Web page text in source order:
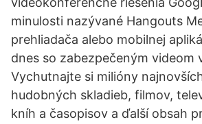
minulosti nazývané Hangouts
prehliadača alebo mobilnej
dnes so zabezpečeným videom
Vychutnajte si milióny
hudobných skladieb, filmov,
kníh a časopisov a ďalší obsah